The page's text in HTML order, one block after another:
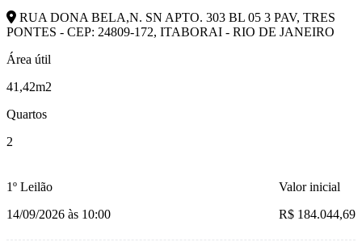
RUA DONA BELA,N. SN APTO. 303 BL 05 3 PAV, TRES
PONTES - CEP: 24809-172, ITABORAI - RIO DE JANEIRO
Área útil
41,42m2
Quartos
2
1º Leilão
14/09/2026 às 10:00
Valor inicial
R$ 184.044,69